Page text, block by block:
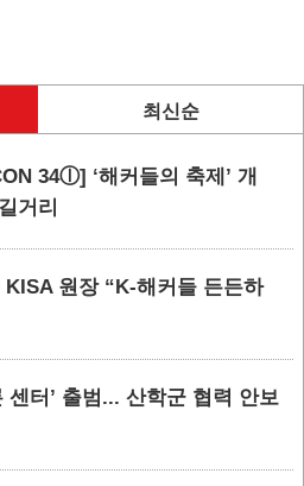
최신순
34ⓛ] ‘해커들의 축제’ 개
거리
원장 “K-해커들 든든하
센터’ 출범... 산학군 협력 안보